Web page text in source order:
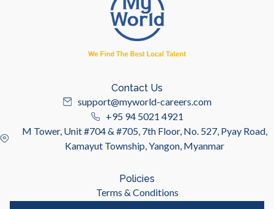
Contact Us
support@myworld-careers.com
+95 94 5021 4921
M Tower, Unit #704 & #705, 7th Floor, No. 527, Pyay Road,
Kamayut Township, Yangon, Myanmar
Policies
Terms & Conditions